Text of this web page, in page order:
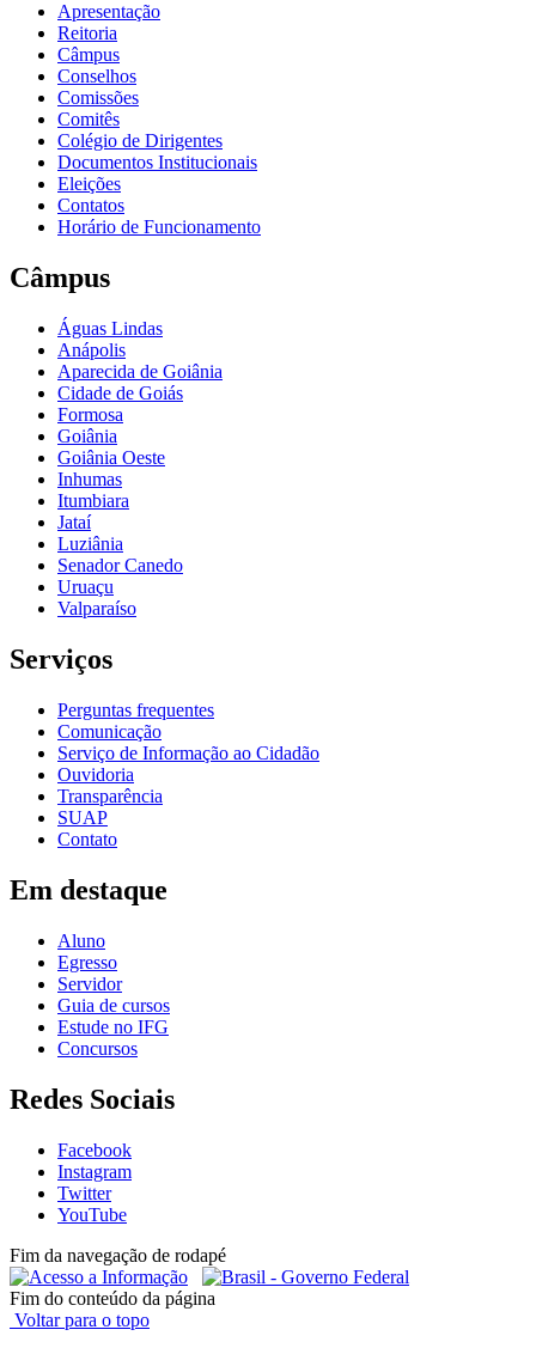
Apresentação
Reitoria
Câmpus
Conselhos
Comissões
Comitês
Colégio de Dirigentes
Documentos Institucionais
Eleições
Contatos
Horário de Funcionamento
Câmpus
Águas Lindas
Anápolis
Aparecida de Goiânia
Cidade de Goiás
Formosa
Goiânia
Goiânia Oeste
Inhumas
Itumbiara
Jataí
Luziânia
Senador Canedo
Uruaçu
Valparaíso
Serviços
Perguntas frequentes
Comunicação
Serviço de Informação ao Cidadão
Ouvidoria
Transparência
SUAP
Contato
Em destaque
Aluno
Egresso
Servidor
Guia de cursos
Estude no IFG
Concursos
Redes Sociais
Facebook
Instagram
Twitter
YouTube
Fim da navegação de rodapé
Fim do conteúdo da página
Voltar para o topo